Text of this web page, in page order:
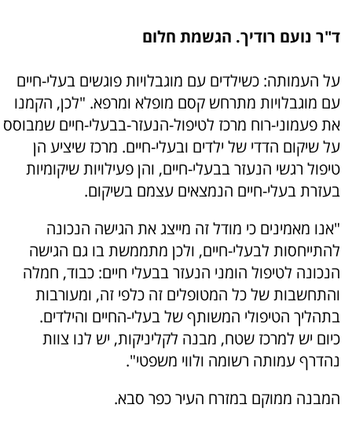
ד"ר נועם רודיך. הגשמת חלום
על העמותה: כשילדים עם מוגבלויות פוגשים בעלי-חיים
עם מוגבלויות מתרחש קסם מופלא ומרפא. "לכן, הקמנו
את פעמוני-רוח מרכז לטיפול-הנעזר-בבעלי-חיים שמבוסס
על שיקום הדדי של ילדים ובעלי-חיים. מרכז שיציע הן
טיפול רגשי הנעזר בבעלי-חיים, והן פעילויות שיקומיות
בעזרת בעלי-חיים הנמצאים עצמם בשיקום.
"אנו מאמינים כי מודל זה מייצג את הגישה הנכונה
להתייחסות לבעלי-חיים, ולכן מתממשת בו גם הגישה
הנכונה לטיפול הומני הנעזר בבעלי חיים: כבוד, חמלה
והתחשבות של כל המטופלים זה כלפי זה, ומעורבות
בתהליך הטיפולי המשותף של בעלי-החיים והילדים.
כיום יש למרכז שטח, מבנה לקליניקות, יש לנו צוות
נהדרף עמותה רשומה ולווי משפטי".
המבנה ממוקם במזרח העיר כפר סבא.